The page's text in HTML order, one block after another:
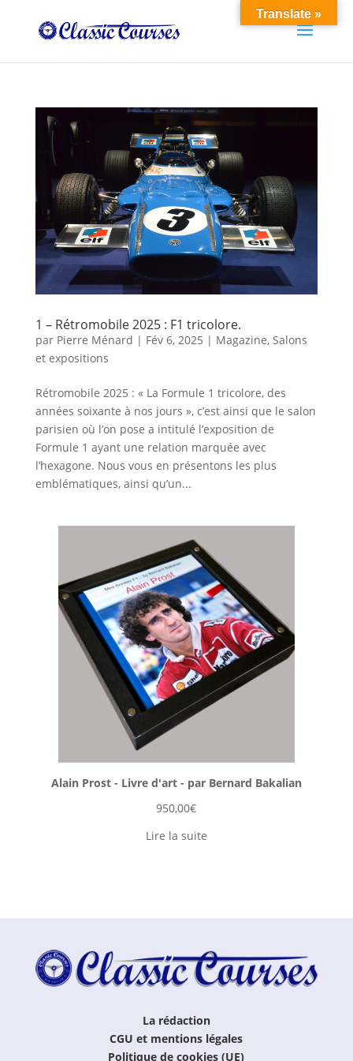
1 – Rétromobile 2025 : F1 tricolore.
par Pierre Ménard | Fév 6, 2025 | Magazine, Salons
et expositions
Rétromobile 2025 : « La Formule 1 tricolore, des
années soixante à nos jours », c’est ainsi que le salon
parisien où l’on pose a intitulé l’exposition de
Formule 1 ayant une relation marquée avec
l’hexagone. Nous vous en présentons les plus
emblématiques, ainsi qu’un...
Alain Prost - Livre d'art - par Bernard Bakalian
950,00€
Lire la suite
La rédaction
CGU et mentions légales
Politique de cookies (UE)
Translate »